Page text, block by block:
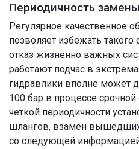
Периодичность замены
Регулярное качественное
позволяет избежать такого
отказ жизненно важных
работают подчас в
гидравлики вполне может
100 бар в процессе
четкой периодичности
шлангов, взамен
со следующей